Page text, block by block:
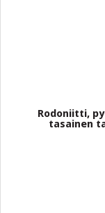
Rodoniitti,
tasainen